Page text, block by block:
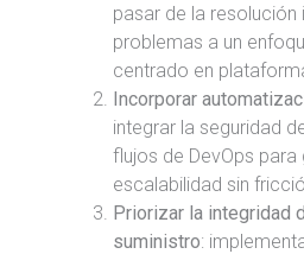
pasar de la
problemas a un
centrado en
Incorporar
integrar la seguridad
flujos de DevOps para
escalabilidad sin
Priorizar la integridad
suministro: